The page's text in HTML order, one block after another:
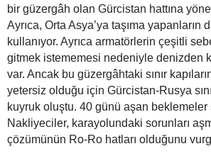
bir güzergâh olan Gürcistan hattına
Ayrıca, Orta Asya’ya taşıma yapanların
kullanıyor. Ayrıca armatörlerin çeşitli
gitmek istememesi nedeniyle denizden
var. Ancak bu güzergâhtaki sınır
yetersiz olduğu için Gürcistan-Rusya
kuyruk oluştu. 40 günü aşan
Nakliyeciler, karayolundaki sorunları
çözümünün Ro-Ro hatları olduğunu